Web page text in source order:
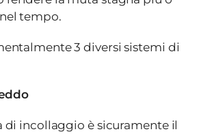
tempo.
3 diversi sistemi di
di incollaggio è sicuramente il